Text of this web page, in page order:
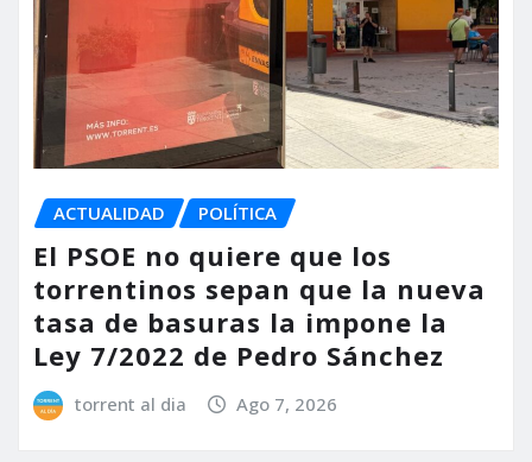
ACTUALIDAD POLÍTICA
El PSOE no quiere que los
torrentinos sepan que la nueva
tasa de basuras la impone la
Ley 7/2022 de Pedro Sánchez
torrent al dia Ago 7, 2026